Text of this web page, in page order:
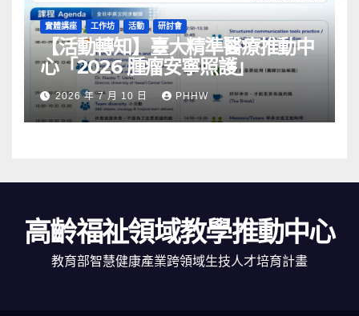
實體講座 工作坊 活動 研討會
【活動轉知】臺大精準醫療推動中
心「2026 腫瘤安寧照護」
2026 年 7 月 10 日 PHHW
高齡福祉領域教學推動中心
教育部智慧健康產業跨領域生技人才培育計畫